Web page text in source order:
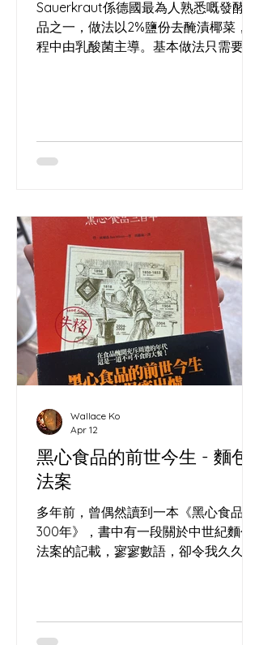
世界裡灰飛煙滅。 這就是
www.wakinbakin.life/
Sauerkraut係德國最為人熟悉嘅發酵食
品之一，做法以2%鹽份去醃漬椰菜，過
程中由乳酸菌主導。基本做法只需要椰
黑心食品的前世今生 - 麵包
法案
多年前，曾偶然讀到一本《黑心食品
300年》，書中有一段關於中世紀麵包
法案的記載，寥寥數語，卻令我久久難
Wallace Ko
Apr 12